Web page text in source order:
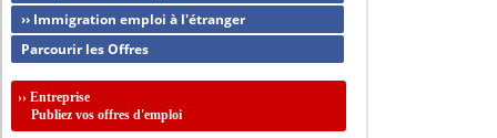
›› Immigration emploi à l'étranger
Parcourir les Offres
››Entreprise
Publiez vos offres d'emploi